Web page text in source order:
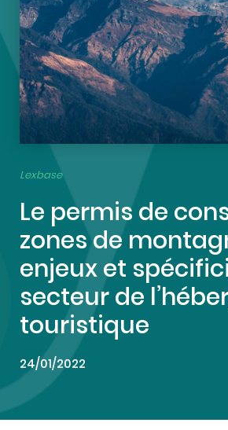
Lexbase
Le permis de
zones de
enjeux et
secteur de
touristique
24/01/2022